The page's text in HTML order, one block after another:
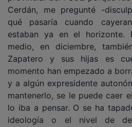
Plus Ultra, lema de